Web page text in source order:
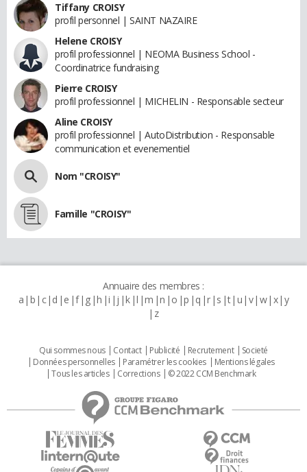
Tiffany CROISY
profil personnel | SAINT NAZAIRE
Helene CROISY
profil professionnel | NEOMA Business School -
Coordinatrice fundraising
Pierre CROISY
profil professionnel | MICHELIN - Responsable secteur
Aline CROISY
profil professionnel | AutoDistribution - Responsable
communication et evenementiel
Nom "CROISY"
Famille "CROISY"
Annuaire des membres :
a b c d e f g h i j k l m n o p q r s t u v w x y
z
Qui sommes nous Contact Publicité Recrutement
Societé
Données personnelles
Paramétrer les cookies
Mentions légales
Tous les articles
Corrections © 2022 CCM Benchmark